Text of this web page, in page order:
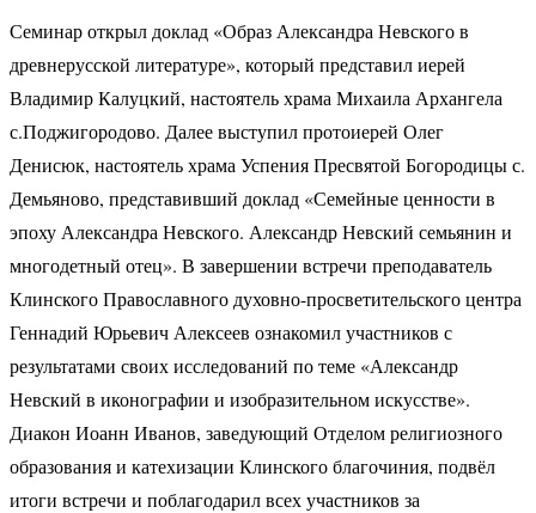
Семинар открыл доклад «Образ Александра Невского в
древнерусской литературе», который представил иерей
Владимир Калуцкий, настоятель храма Михаила Архангела
с.Поджигородово. Далее выступил протоиерей Олег
Денисюк, настоятель храма Успения Пресвятой Богородицы с.
Демьяново, представивший доклад «Семейные ценности в
эпоху Александра Невского. Александр Невский семьянин и
многодетный отец». В завершении встречи преподаватель
Клинского Православного духовно-просветительского центра
Геннадий Юрьевич Алексеев ознакомил участников с
результатами своих исследований по теме «Александр
Невский в иконографии и изобразительном искусстве».
Диакон Иоанн Иванов, заведующий Отделом религиозного
образования и катехизации Клинского благочиния, подвёл
итоги встречи и поблагодарил всех участников за